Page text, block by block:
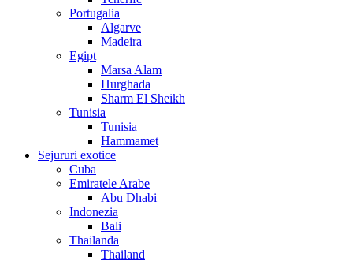
Portugalia
Algarve
Madeira
Egipt
Marsa Alam
Hurghada
Sharm El Sheikh
Tunisia
Tunisia
Hammamet
Sejururi exotice
Cuba
Emiratele Arabe
Abu Dhabi
Indonezia
Bali
Thailanda
Thailand